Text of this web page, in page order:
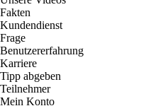
Fakten
Kundendienst
Frage
Benutzererfahrung
Karriere
Tipp abgeben
Teilnehmer
Mein Konto